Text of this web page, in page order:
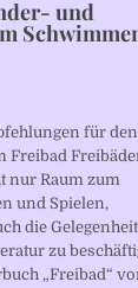
und
für den
Freibad
nur Raum zum
und Spielen,
die
zu
„Freibad“